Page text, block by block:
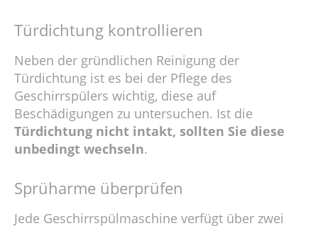
Türdichtung kontrollieren
Neben der gründlichen Reinigung der
Türdichtung ist es bei der Pflege des
Geschirrspülers wichtig, diese auf
Beschädigungen zu untersuchen. Ist die
Türdichtung nicht intakt, sollten Sie diese
unbedingt wechseln.
Sprüharme überprüfen
Jede Geschirrspülmaschine verfügt über zwei